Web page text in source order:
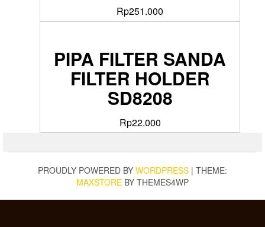
Rp251.000
PIPA FILTER SANDA
FILTER HOLDER
SD8208
Rp22.000
PROUDLY POWERED BY WORDPRESS | THEME:
MAXSTORE BY THEMES4WP